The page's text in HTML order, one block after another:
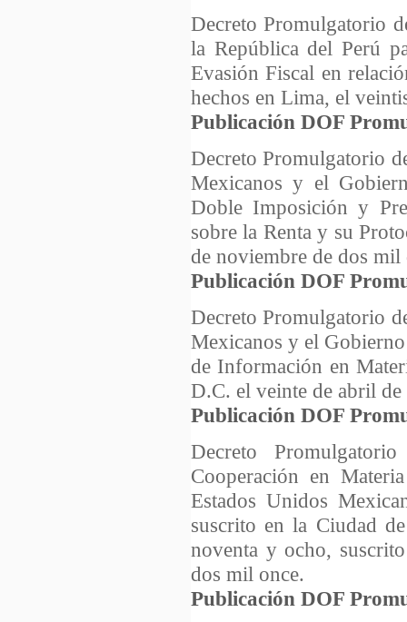
Decreto Promulgatorio
la República del Perú
Evasión Fiscal en
hechos en Lima, el
Publicación DOF
Decreto Promulgatorio
Mexicanos y el
Doble Imposición y
sobre la Renta y su
de noviembre de dos mil
Publicación DOF
Decreto Promulgatorio
Mexicanos y el
de Información en
D.C. el veinte de abril
Publicación DOF
Decreto
Cooperación en
Estados Unidos
suscrito en la Ciudad
noventa y ocho,
dos mil once.
Publicación DOF